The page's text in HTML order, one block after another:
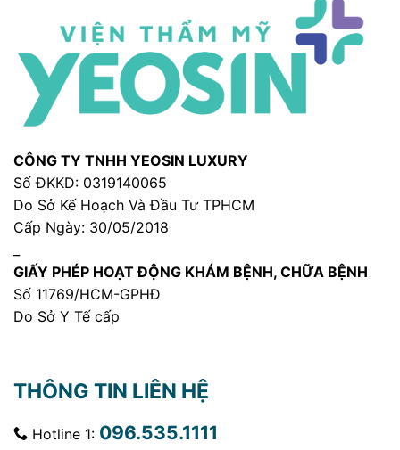
CÔNG TY TNHH YEOSIN LUXURY
Số ĐKKD: 0319140065
Do Sở Kế Hoạch Và Đầu Tư TPHCM
Cấp Ngày: 30/05/2018
GIẤY PHÉP HOẠT ĐỘNG KHÁM BỆNH, CHỮA BỆNH
Số 11769/HCM-GPHĐ
Do Sở Y Tế cấp
THÔNG TIN LIÊN HỆ
Hotline 1: 096.535.1111